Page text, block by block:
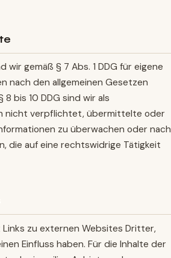
wir gemäß § 7 Abs. 1 DDG für eigene
nach den allgemeinen Gesetzen
bis 10 DDG sind wir als
nicht verpflichtet, übermittelte oder
zu überwachen oder nach
die auf eine rechtswidrige Tätigkeit
zu externen Websites Dritter,
Einfluss haben. Für die Inhalte der